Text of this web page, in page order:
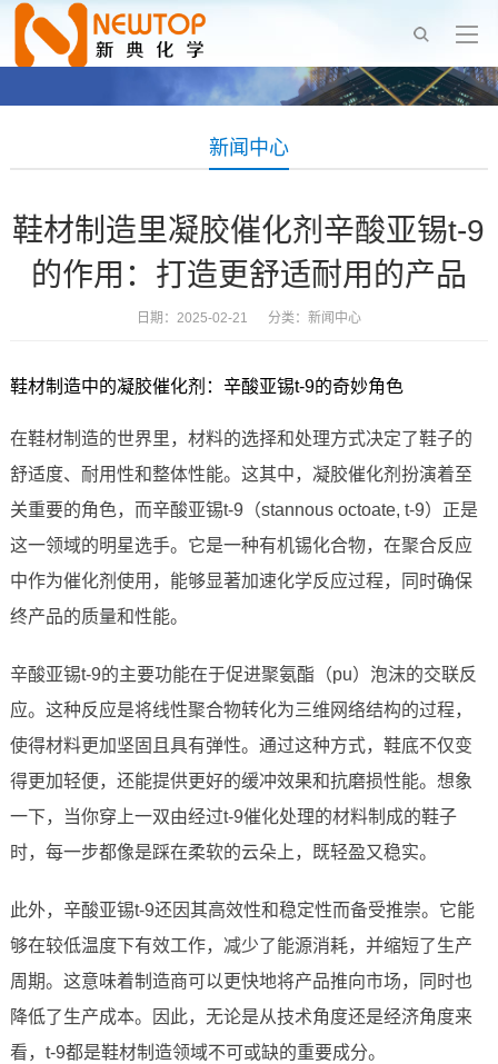
新闻中心
鞋材制造里凝胶催化剂辛酸亚锡t-9
的作用：打造更舒适耐用的产品
日期：2025-02-21 分类： 新闻中心
鞋材制造中的凝胶催化剂：辛酸亚锡t-9的奇妙角色
在鞋材制造的世界里，材料的选择和处理方式决定了鞋子的
舒适度、耐用性和整体性能。这其中，凝胶催化剂扮演着至
关重要的角色，而辛酸亚锡t-9（stannous octoate, t-9）正是
这一领域的明星选手。它是一种有机锡化合物，在聚合反应
中作为催化剂使用，能够显著加速化学反应过程，同时确保
终产品的质量和性能。
辛酸亚锡t-9的主要功能在于促进聚氨酯（pu）泡沫的交联反
应。这种反应是将线性聚合物转化为三维网络结构的过程，
使得材料更加坚固且具有弹性。通过这种方式，鞋底不仅变
得更加轻便，还能提供更好的缓冲效果和抗磨损性能。想象
一下，当你穿上一双由经过t-9催化处理的材料制成的鞋子
时，每一步都像是踩在柔软的云朵上，既轻盈又稳实。
此外，辛酸亚锡t-9还因其高效性和稳定性而备受推崇。它能
够在较低温度下有效工作，减少了能源消耗，并缩短了生产
周期。这意味着制造商可以更快地将产品推向市场，同时也
降低了生产成本。因此，无论是从技术角度还是经济角度来
看，t-9都是鞋材制造领域不可或缺的重要成分。